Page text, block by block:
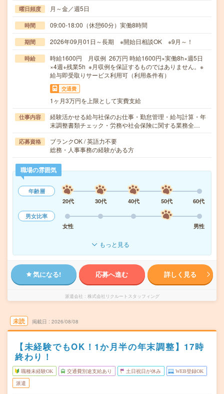
曜日頻度 月～金／週5日
時間 09:00-18:00（休憩60分）実働8時間
期間 2026年09月01日～長期 ※開始日相談OK ※9月～！
時給
時給1600円 月収例 26万円 時給1600円×実働8h×週5日
×4週+残業5h ※月収例を保証するものではありません。※
給与即受取りサービス利用可（利用条件有）
交通費
1ヶ月3万円を上限として実費支給
仕事内容
経験活かせる給与社保のお仕事・勤怠管理・給与計算・年
末調整書類チェック・労務や社会保険に関する業務全…
応募資格
ブランクOK / 英語力不要
総務・人事事務の経験がある方
職場の雰囲気
年齢層
20代
30代 40代 50代
60代
男女比率
女性
男性
もっと見る
気になる! 応募へ進む 詳しく見る
派遣会社 株式会社リクルートスタッフィング
未読 掲載日 2026/08/08
【未経験でもOK！1か月半の年末調整】17時
終わり！
職種未経験OK 交通費別途支給あり 土日祝日が休み WEB登録OK
派遣